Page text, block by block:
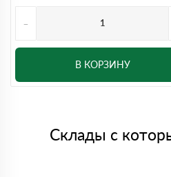
-
В КОРЗИНУ
Склады с